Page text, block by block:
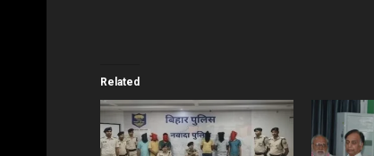
Related